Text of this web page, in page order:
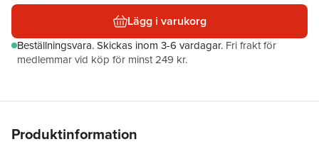
Lägg i varukorg
Beställningsvara.Skickas inom 3-6 vardagar. Fri frakt för
medlemmar vid köp för minst 249 kr.
Produktinformation